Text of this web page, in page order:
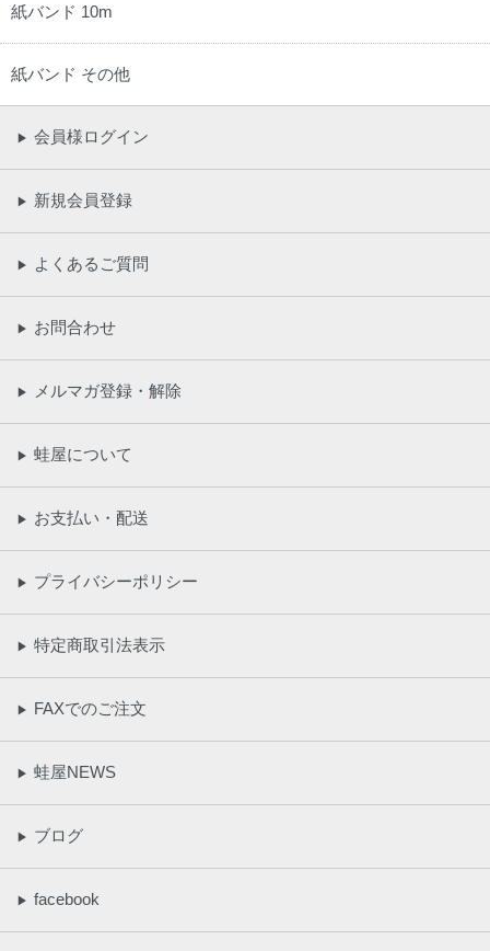
紙バンド 10m
紙バンド その他
▶ 会員様ログイン
▶ 新規会員登録
▶ よくあるご質問
▶ お問合わせ
▶ メルマガ登録・解除
▶ 蛙屋について
▶ お支払い・配送
▶ プライバシーポリシー
▶ 特定商取引法表示
▶ FAXでのご注文
▶ 蛙屋NEWS
▶ ブログ
▶ facebook